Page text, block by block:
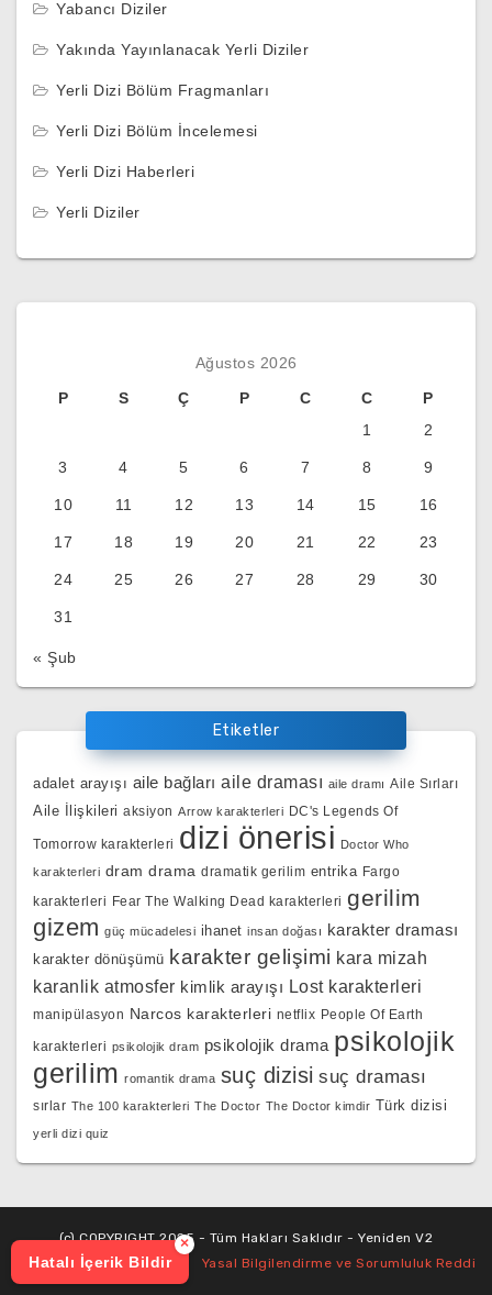
Yabancı Diziler
Yakında Yayınlanacak Yerli Diziler
Yerli Dizi Bölüm Fragmanları
Yerli Dizi Bölüm İncelemesi
Yerli Dizi Haberleri
Yerli Diziler
Ağustos 2026
P
S Ç P C C
P
1
2
3 4 5 6 7 8 9
10 11 12 13 14 15 16
17 18 19 20 21 22 23
24 25 26 27 28 29 30
31
« Şub
Etiketler
adalet arayışı aile bağları aile draması aile dramı Aile Sırları
Aile İlişkileri aksiyon Arrow karakterleri DC's Legends Of
Tomorrow karakterleri dizi önerisi Doctor Who
karakterleri dram drama dramatik gerilim entrika Fargo
karakterleri Fear The Walking Dead karakterleri gerilim
gizem güç mücadelesi ihanet insan doğası karakter draması
karakter dönüşümü karakter gelişimi kara mizah
karanlik atmosfer kimlik arayışı Lost karakterleri
manipülasyon Narcos karakterleri netflix People Of Earth
karakterleri psikolojik dram psikolojik drama psikolojik
gerilim romantik drama suç dizisi suç draması
sırlar The 100 karakterleri The Doctor The Doctor kimdir Türk dizisi
yerli dizi quiz
(c) COPYRIGHT 2025 - Tüm Hakları Saklıdır - Yeniden V2
Yasal Bilgilendirme ve Sorumluluk Reddi
Hatalı İçerik Bildir
×